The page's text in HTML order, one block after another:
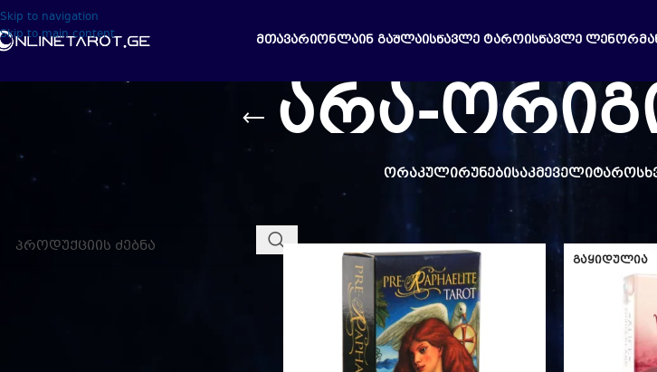
Skip to navigation
Skip to main content
ᲛᲗᲐᲕᲐᲠᲘᲝᲜᲚᲐᲘᲜ ᲒᲐᲨᲚᲐᲘᲡᲬᲐᲕᲚᲔ ᲢᲐᲠᲝᲘᲡᲬᲐᲕᲚᲔ
არა-
ᲝᲠᲐᲙᲣᲚᲘᲠᲣᲜᲔᲑᲘᲡᲐᲙᲛᲔᲕᲔᲚᲘᲢᲐᲠᲝ
ᲒᲐᲧᲘᲓᲣᲚᲘᲐ